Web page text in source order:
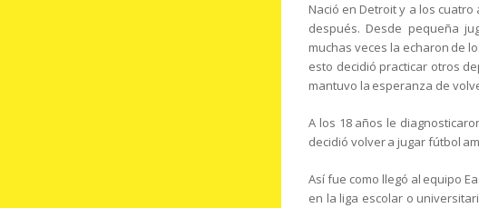
Nació en Detroit y a los
después. Desde pequeña
muchas veces la echaron de
esto decidió practicar otros
mantuvo la esperanza de
A los 18 años le
decidió volver a jugar fútbol
Así fue como llegó al equipo
en la liga escolar o